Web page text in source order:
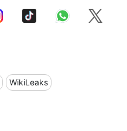
WikiLeaks